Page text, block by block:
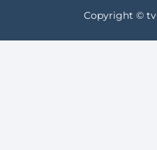
Copyright ©